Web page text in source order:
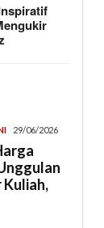
29/06/2026
Kuliah,